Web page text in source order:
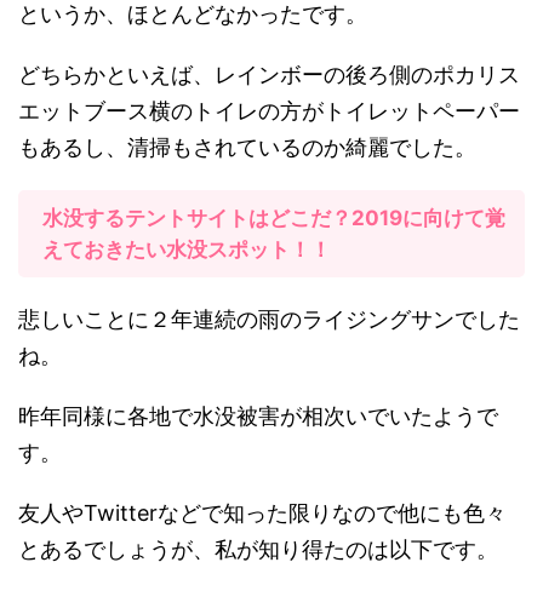
というか、ほとんどなかったです。
どちらかといえば、レインボーの後ろ側のポカリス
エットブース横のトイレの方がトイレットペーパー
もあるし、清掃もされているのか綺麗でした。
水没するテントサイトはどこだ？2019に向けて覚
えておきたい水没スポット！！
悲しいことに２年連続の雨のライジングサンでした
ね。
昨年同様に各地で水没被害が相次いでいたようで
す。
友人やTwitterなどで知った限りなので他にも色々
とあるでしょうが、私が知り得たのは以下です。